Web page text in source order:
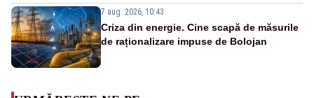
7 aug. 2026, 10:43
Criza din energie. Cine scapă de măsurile
de raționalizare impuse de Bolojan